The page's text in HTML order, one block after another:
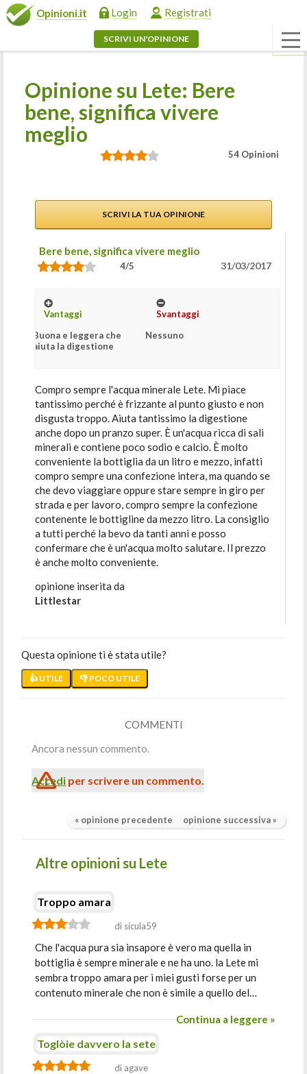
Opinioni.it Login Registrati
SCRIVI UN'OPINIONE
Opinione su Lete: Bere
bene, significa vivere
meglio
54 Opinioni
SCRIVI LA TUA OPINIONE
Bere bene, significa vivere meglio
4/5 31/03/2017
Vantaggi
Buona e leggera che
aiuta la digestione
Svantaggi
Nessuno
Compro sempre l'acqua minerale Lete. Mi piace
tantissimo perché è frizzante al punto giusto e non
disgusta troppo. Aiuta tantissimo la digestione
anche dopo un pranzo super. È un'acqua ricca di sali
minerali e contiene poco sodio e calcio. È molto
conveniente la bottiglia da un litro e mezzo, infatti
compro sempre una confezione intera, ma quando se
che devo viaggiare oppure stare sempre in giro per
strada e per lavoro, compro sempre la confezione
contenente le bottigline da mezzo litro. La consiglio
a tutti perché la bevo da tanti anni e posso
confermare che è un'acqua molto salutare. Il prezzo
è anche molto conveniente.
opinione inserita da
Littlestar
Questa opinione ti è stata utile?
👍 UTILE 👎 POCO UTILE
COMMENTI
Ancora nessun commento.
Accedi per scrivere un commento.
« opinione precedente opinione successiva »
Altre opinioni su Lete
Troppo amara
di sicula59
Che l'acqua pura sia insapore è vero ma quella in
bottiglia è sempre minerale e ne ha uno. la Lete mi
sembra troppo amara per i miei gusti forse per un
contenuto minerale che non è simile a quello del…
Continua a leggere »
Toglòie davvero la sete
di agave